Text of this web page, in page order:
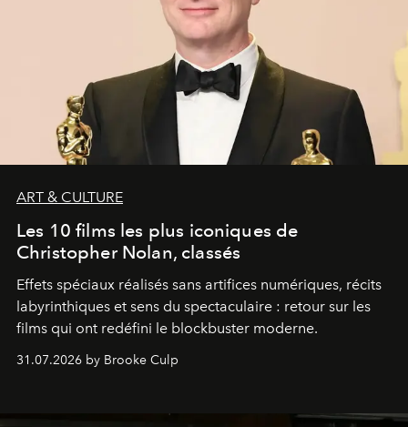
ART & CULTURE
Les 10 films les plus iconiques de
Christopher Nolan, classés
Effets spéciaux réalisés sans artifices numériques, récits
labyrinthiques et sens du spectaculaire : retour sur les
films qui ont redéfini le blockbuster moderne.
31.07.2026 by Brooke Culp